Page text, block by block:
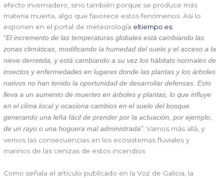
efecto invernadero, sino también porque se produce más
materia muerta, algo que favorece estos fenómenos. Así lo
exponen en el portal de meteorología eltiempo.es:
“El incremento de las temperaturas globales está cambiando las
zonas climáticas, modificando la humedad del suelo y el acceso a la
nieve derretida, y está cambiando a su vez los hábitats normales de
insectos y enfermedades en lugares donde las plantas y los árboles
nativos no han tenido la oportunidad de desarrollar defensas. Esto
lleva a un aumento de muertes en árboles y plantas, lo que influye
en el clima local y ocasiona cambios en el suelo del bosque
generando una leña fácil de prender por la actuación, por ejemplo,
de un rayo o una hoguera mal administrada” . Vamos más allá, y
vemos las consecuencias en los ecosistemas fluviales y
marinos de las cenizas de estos incendios
Como señala el artículo publicado en la Voz de Galicia, la